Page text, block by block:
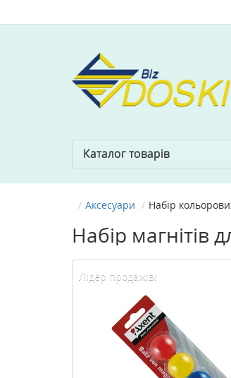
Каталог товарів
Аксесуари Набір
Набір магнітів
Лідер продажів!